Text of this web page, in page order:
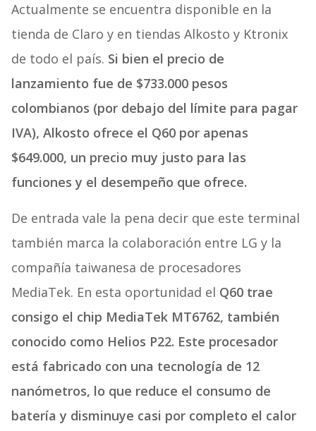
Actualmente se encuentra disponible en la
tienda de Claro y en tiendas Alkosto y Ktronix
de todo el país. Si bien el precio de
lanzamiento fue de $733.000 pesos
colombianos (por debajo del límite para pagar
IVA), Alkosto ofrece el Q60 por apenas
$649.000, un precio muy justo para las
funciones y el desempeño que ofrece.
De entrada vale la pena decir que este terminal
también marca la colaboración entre LG y la
compañía taiwanesa de procesadores
MediaTek. En esta oportunidad el Q60 trae
consigo el chip MediaTek MT6762, también
conocido como Helios P22. Este procesador
está fabricado con una tecnología de 12
nanómetros, lo que reduce el consumo de
batería y disminuye casi por completo el calor